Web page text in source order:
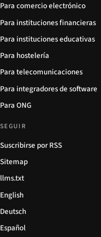
Para comercio electrónico
Para instituciones financieras
Para instituciones educativas
Para hostelería
Para telecomunicaciones
Para integradores de software
Para ONG
SEGUIR
Suscribirse por RSS
Sitemap
llms.txt
English
Deutsch
Español